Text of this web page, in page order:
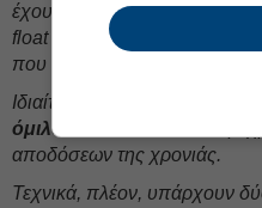
έχουν ολοκληρωθεί και οι
float από εταιρείες που δεν
που απαιτεί το Χρηματιστήριο.
Ιδιαίτερο ενδιαφέρον
όμιλο ΒΙΟ,
αποδόσεων της χρονιάς.
Τεχνικά, πλέον, υπάρχουν